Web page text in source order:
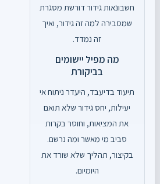
חשבונאות גידור דורשת מסגרת
שמסבירה למה זה גידור, ואיך
זה נמדד.
מה מפיל יישומים
בביקורת
תיעוד בדיעבד, היעדר ניתוח אי
יעילות, יחס גידור שלא תואם
את המציאות, וחוסר בקרות
סביב מי מאשר ומה נרשם.
בקיצור, תהליך שלא שורד את
היומיום.